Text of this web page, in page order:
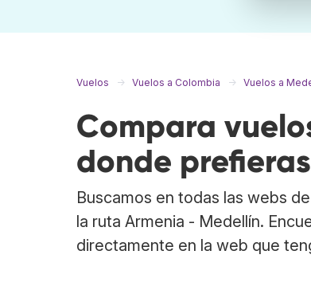
Vuelos Vuelos a Colombia Vuelos a
Compara
donde prefieras
Buscamos en todas las webs
la ruta Armenia - Medellín.
directamente en la web que